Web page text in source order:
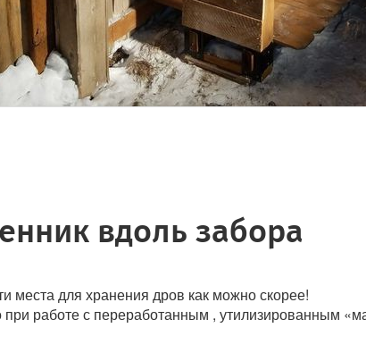
вдоль забора
места для хранения дров как можно скорее!
при работе с переработанным , утилизированным